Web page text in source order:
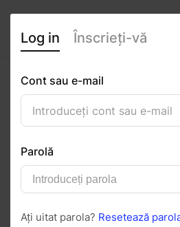
Theodora-
Balasca
0(0 recenzii)
Urmăriți Salvați în
Log in Înscrieți-vă
Cont sau e-mail
Parolă
Ați uitat parola? Resetează